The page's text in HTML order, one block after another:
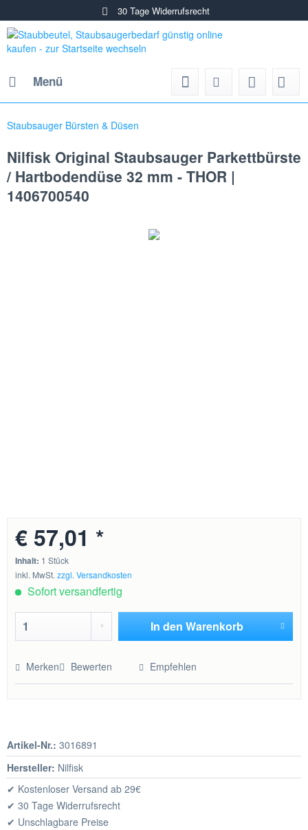
30 Tage Widerrufsrecht
Menü
Staubsauger Bürsten & Düsen
Nilfisk Original Staubsauger Parkettbürste
/ Hartbodendüse 32 mm - THOR |
1406700540
€ 57,01 *
Inhalt: 1 Stück
inkl. MwSt.zzgl. Versandkosten
Sofort versandfertig
In den Warenkorb
Merken Bewerten Empfehlen
Artikel-Nr.: 3016891
Hersteller: Nilfisk
✔ Kostenloser Versand ab 29€
✔ 30 Tage Widerrufsrecht
✔ Unschlagbare Preise